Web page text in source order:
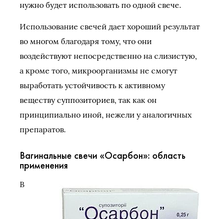
нужно будет использовать по одной свече.
Использование свечей дает хороший результат
во многом благодаря тому, что они
воздействуют непосредственно на слизистую,
а кроме того, микроорганизмы не смогут
выработать устойчивость к активному
веществу суппозиториев, так как он
принципиально иной, нежели у аналогичных
препаратов.
Вагинальные свечи «Осарбон»: область
применения
В